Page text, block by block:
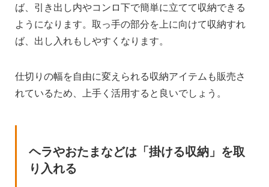
ば、引き出し内やコンロ下で簡単に立てて収納できる
ようになります。取っ手の部分を上に向けて収納すれ
ば、出し入れもしやすくなります。
仕切りの幅を自由に変えられる収納アイテムも販売さ
れているため、上手く活用すると良いでしょう。
ヘラやおたまなどは「掛ける収納」を取
り入れる